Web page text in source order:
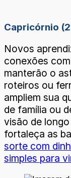
Capricórnio
Novos
conexões
manterão o
roteiros ou
ampliem sua
de família ou
visão de
fortaleça as
sorte com
simples para